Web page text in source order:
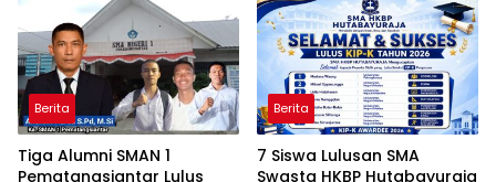
Berita
Tiga Alumni SMAN 1
Pematangsiantar Lulus
Berita
7 Siswa Lulusan SMA
Swasta HKBP Hutabayuraja